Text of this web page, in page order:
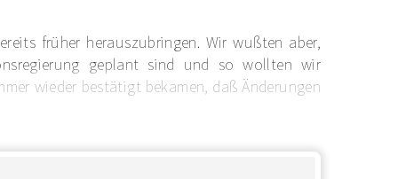
früher herauszubringen. Wir wußten aber,
geplant sind und so wollten wir
wieder bestätigt bekamen, daß Änderungen